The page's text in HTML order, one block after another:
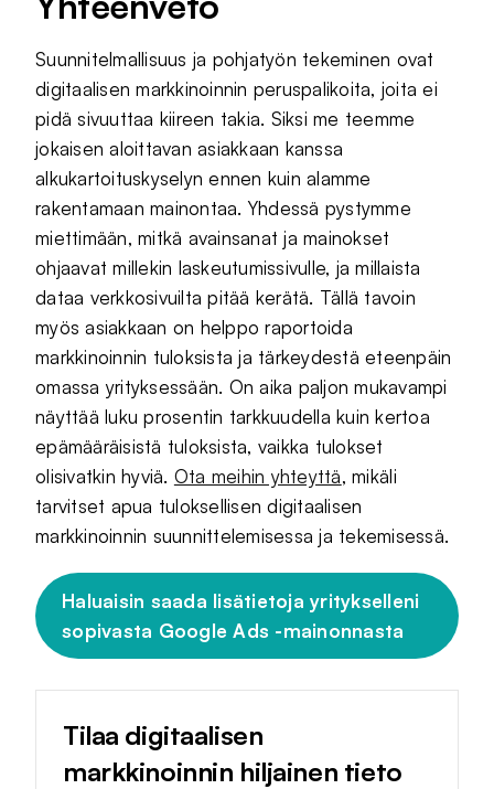
Suunnitelmallisuus ja pohjatyön tekeminen ovat
digitaalisen markkinoinnin peruspalikoita, joita ei
pidä sivuuttaa kiireen takia. Siksi me teemme
jokaisen aloittavan asiakkaan kanssa
alkukartoituskyselyn ennen kuin alamme
rakentamaan mainontaa. Yhdessä pystymme
miettimään, mitkä avainsanat ja mainokset
ohjaavat millekin laskeutumissivulle, ja millaista
dataa verkkosivuilta pitää kerätä. Tällä tavoin
myös asiakkaan on helppo raportoida
markkinoinnin tuloksista ja tärkeydestä eteenpäin
omassa yrityksessään. On aika paljon mukavampi
näyttää luku prosentin tarkkuudella kuin kertoa
epämääräisistä tuloksista, vaikka tulokset
olisivatkin hyviä. Ota meihin yhteyttä, mikäli
tarvitset apua tuloksellisen digitaalisen
markkinoinnin suunnittelemisessa ja tekemisessä.
Haluaisin saada lisätietoja yritykselleni
sopivasta Google Ads -mainonnasta
Tilaa digitaalisen
markkinoinnin hiljainen tieto